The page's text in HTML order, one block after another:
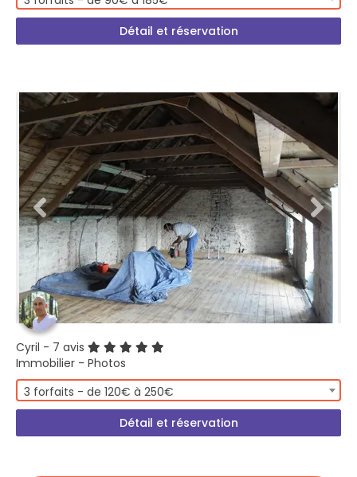
Détail et réservation
Cyril - 7 avis
Immobilier - Photos
3 forfaits - de 120€ à 250€
Détail et réservation